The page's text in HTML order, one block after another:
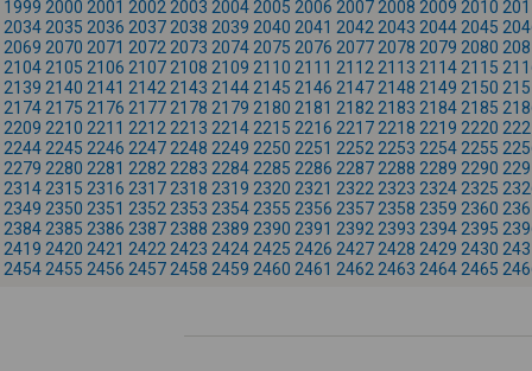
1999 2000 2001 2002 2003 2004 2005 2006 2007 2008 2009 2010
2034 2035 2036 2037 2038 2039 2040 2041 2042 2043 2044 2045
2069 2070 2071 2072 2073 2074 2075 2076 2077 2078 2079 2080
2104 2105 2106 2107 2108 2109 2110 2111 2112 2113 2114 2115
2139 2140 2141 2142 2143 2144 2145 2146 2147 2148 2149 2150
2174 2175 2176 2177 2178 2179 2180 2181 2182 2183 2184 2185
2209 2210 2211 2212 2213 2214 2215 2216 2217 2218 2219 2220
2244 2245 2246 2247 2248 2249 2250 2251 2252 2253 2254 2255
2279 2280 2281 2282 2283 2284 2285 2286 2287 2288 2289 2290
2314 2315 2316 2317 2318 2319 2320 2321 2322 2323 2324 2325
2349 2350 2351 2352 2353 2354 2355 2356 2357 2358 2359 2360
2384 2385 2386 2387 2388 2389 2390 2391 2392 2393 2394 2395
2419 2420 2421 2422 2423 2424 2425 2426 2427 2428 2429 2430
2454 2455 2456 2457 2458 2459 2460 2461 2462 2463 2464 2465